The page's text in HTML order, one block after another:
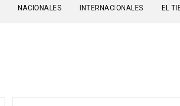
NACIONALES INTERNACIONALES EL